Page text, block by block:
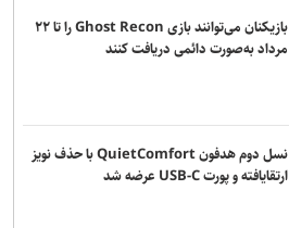
بازیکنان می‌توانند بازی Ghost Recon را تا ۲۲
مرداد به‌صورت دائمی دریافت کنند
نسل دوم هدفون QuietComfort با حذف نویز
ارتقایافته و پورت USB-C عرضه شد